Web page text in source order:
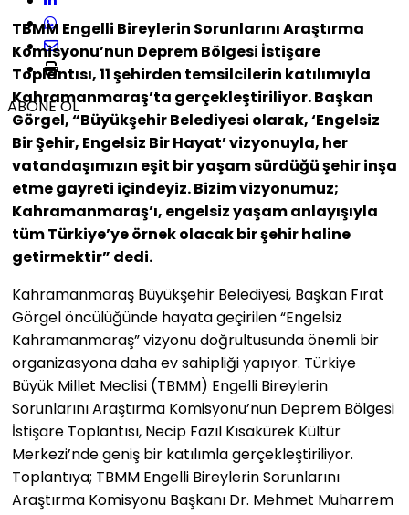
ABONE OL
TBMM Engelli Bireylerin Sorunlarını Araştırma
Komisyonu’nun Deprem Bölgesi İstişare
Toplantısı, 11 şehirden temsilcilerin katılımıyla
Kahramanmaraş’ta gerçekleştiriliyor. Başkan
Görgel, “Büyükşehir Belediyesi olarak, ‘Engelsiz
Bir Şehir, Engelsiz Bir Hayat’ vizyonuyla, her
vatandaşımızın eşit bir yaşam sürdüğü şehir inşa
etme gayreti içindeyiz. Bizim vizyonumuz;
Kahramanmaraş’ı, engelsiz yaşam anlayışıyla
tüm Türkiye’ye örnek olacak bir şehir haline
getirmektir” dedi.
Kahramanmaraş Büyükşehir Belediyesi, Başkan Fırat
Görgel öncülüğünde hayata geçirilen “Engelsiz
Kahramanmaraş” vizyonu doğrultusunda önemli bir
organizasyona daha ev sahipliği yapıyor. Türkiye
Büyük Millet Meclisi (TBMM) Engelli Bireylerin
Sorunlarını Araştırma Komisyonu’nun Deprem Bölgesi
İstişare Toplantısı, Necip Fazıl Kısakürek Kültür
Merkezi’nde geniş bir katılımla gerçekleştiriliyor.
Toplantıya; TBMM Engelli Bireylerin Sorunlarını
Araştırma Komisyonu Başkanı Dr. Mehmet Muharrem